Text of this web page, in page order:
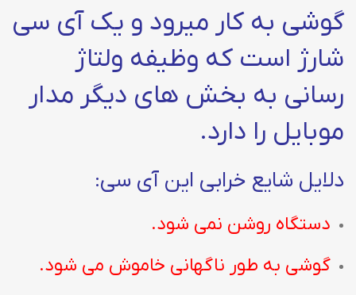
گوشی به کار میرود و یک آی سی
شارژ است که وظیفه ولتاژ
رسانی به بخش های دیگر مدار
موبایل را دارد.
دلایل شایع خرابی این آی سی:
دستگاه روشن نمی شود.
گوشی به طور ناگهانی خاموش می شود.